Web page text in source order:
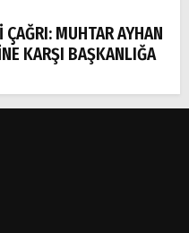
MUHTAR AYHAN
KARŞI BAŞKANLIĞA